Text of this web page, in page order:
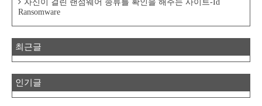
자신이 걸린 랜섬웨어 종류를 확인을 해주는 사이트-Id
Ransomware
최근글
인기글